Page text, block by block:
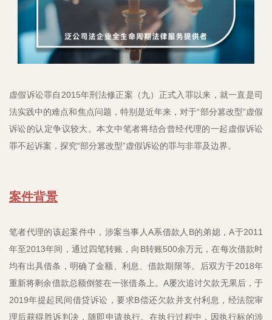
虚假诉讼罪自2015年刑法修正案（九）正式入罪以来，就一直是司
法实践中的难点和焦点问题，特别是近年来，对于“部分篡改型”虚假
诉讼的认定争议较大。本文中笔者将结合曾经代理的一起虚假诉讼
罪不起诉案，探究“部分篡改型”虚假诉讼的罪与非罪及边界。
案件背景
笔者代理的该起案件中，涉案当事人A系借款人B的弟媳，A于2011
年至2013年间，通过四笔转账，向B转账500余万元，在每次借款时
均有出具借条，明确了金额、利息、借款期限等。后双方于2018年
重新将剩余借款总额倒签在一张借条上。A屡次追讨欠款无果后，于
2019年提起民间借贷诉讼，要求B偿还欠款并支付利息，经法院审
理后获得胜诉判决，随即申请执行。在执行过程中，因执行标的涉